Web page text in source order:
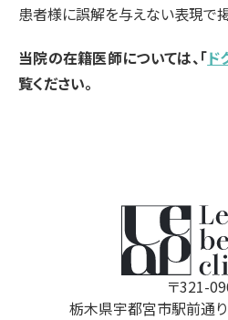
患者様に誤解を与えない表現で掲
当院の在籍医師については、「ド
覧ください。
〒321-
栃木県宇都宮市駅前通